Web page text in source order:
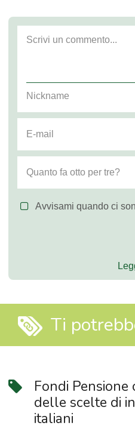
Avvisami quando ci
Ti
Fondi Pensione
delle scelte di
italiani